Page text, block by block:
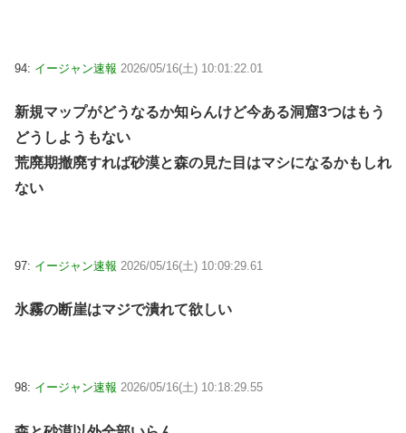
94: イージャン速報 2026/05/16(土) 10:01:22.01
新規マップがどうなるか知らんけど今ある洞窟3つはもう
どうしようもない
荒廃期撤廃すれば砂漠と森の見た目はマシになるかもしれ
ない
97: イージャン速報 2026/05/16(土) 10:09:29.61
氷霧の断崖はマジで潰れて欲しい
98: イージャン速報 2026/05/16(土) 10:18:29.55